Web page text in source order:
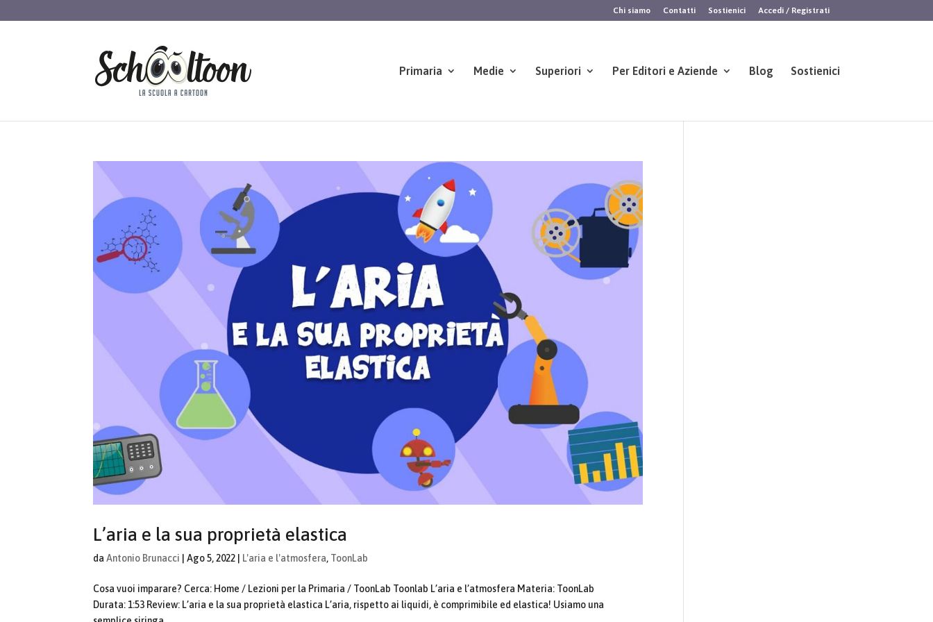
Chi siamo Contatti Sostienici Accedi / Registrati
Primaria Medie Superiori Per Editori e Aziende Blog Sostienici
L’aria e la sua proprietà elastica
daAntonio Brunacci |Ago 5, 2022 L'aria e l'atmosfera, ToonLab
Cosa vuoi imparare? Cerca: Home / Lezioni per la Primaria / ToonLab Toonlab L’aria e l’atmosfera Materia: ToonLab
Durata: 1:53 Review: L’aria e la sua proprietà elastica L’aria, rispetto ai liquidi, è comprimibile ed elastica! Usiamo una